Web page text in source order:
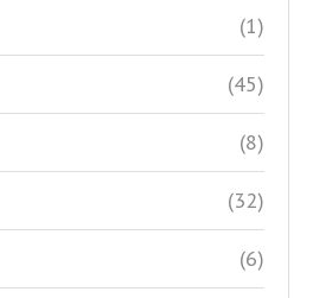
(1)
(45)
(8)
(32)
(6)